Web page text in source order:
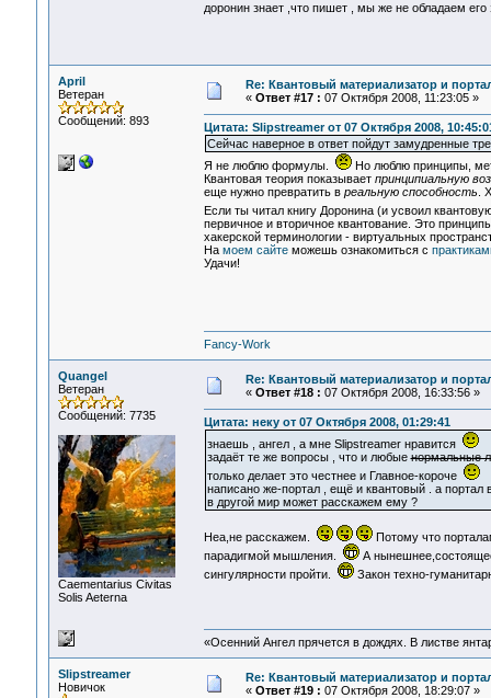
доронин знает ,что пишет , мы же не обладаем
April
Ветеран
Сообщений: 893
Re: Квантовый материализатор и
« Ответ #17 : 07 Октября 2008, 11:23:05 »
Цитата: Slipstreamer от 07 Октября 2008,
Сейчас наверное в ответ пойдут замудренные
Я не люблю формулы.
Но люблю принципы,
Квантовая теория показывает принципиальную
еще нужно превратить в реальную способность .
Если ты читал книгу Доронина (и усвоил
первичное и вторичное квантование. Это
хакерской терминологии - виртуальных
На моем сайтеможешь ознакомиться с
Удачи!
Fancy-Work
Quangel
Ветеран
Сообщений: 7735
Сaementarius Civitas
Solis Aeterna
Re: Квантовый материализатор и
« Ответ #18 : 07 Октября 2008, 16:33:56 »
Цитата: неку от 07 Октября 2008, 01:29:41
знаешь , ангел , а мне Slipstreamer нравится
задаёт те же вопросы , что и любыенормальные
только делает это честнее и Главное-короче
написано же-портал , ещё и квантовый . а портал
в другой мир может расскажем ему ?
Неа,не расскажем.
Потому что
парадигмой мышления.
А
сингулярности пройти.
Закон техно-
«Осенний Ангел прячется в дождях. В листве
Slipstreamer
Новичок
Re: Квантовый материализатор и
« Ответ #19 : 07 Октября 2008, 18:29:07 »